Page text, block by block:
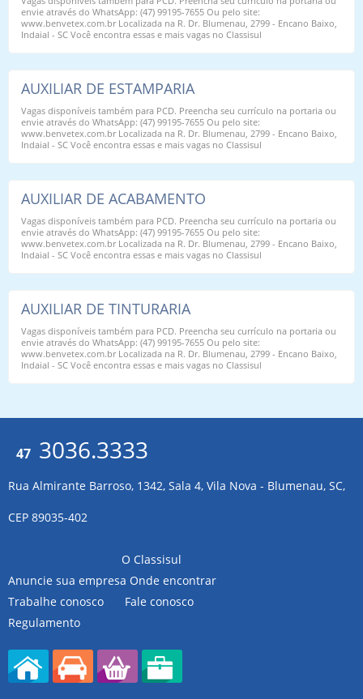
envie através do WhatsApp: (47) 99195-7655 Ou pelo site:
www.benvetex.com.br Localizada na R. Dr. Blumenau, 2799 - Encano Baixo,
Indaial - SC Você encontra essas e mais vagas no Classisul
AUXILIAR DE ESTAMPARIA
Vagas disponíveis também para PCD. Preencha seu currículo na portaria ou
envie através do WhatsApp: (47) 99195-7655 Ou pelo site:
www.benvetex.com.br Localizada na R. Dr. Blumenau, 2799 - Encano Baixo,
Indaial - SC Você encontra essas e mais vagas no Classisul
AUXILIAR DE ACABAMENTO
Vagas disponíveis também para PCD. Preencha seu currículo na portaria ou
envie através do WhatsApp: (47) 99195-7655 Ou pelo site:
www.benvetex.com.br Localizada na R. Dr. Blumenau, 2799 - Encano Baixo,
Indaial - SC Você encontra essas e mais vagas no Classisul
AUXILIAR DE TINTURARIA
Vagas disponíveis também para PCD. Preencha seu currículo na portaria ou
envie através do WhatsApp: (47) 99195-7655 Ou pelo site:
www.benvetex.com.br Localizada na R. Dr. Blumenau, 2799 - Encano Baixo,
Indaial - SC Você encontra essas e mais vagas no Classisul
47 3036.3333
Rua Almirante Barroso, 1342, Sala 4, Vila Nova - Blumenau, SC,
CEP 89035-402
O Classisul
Anuncie sua empresa Onde encontrar
Trabalhe conosco
Fale conosco
Regulamento